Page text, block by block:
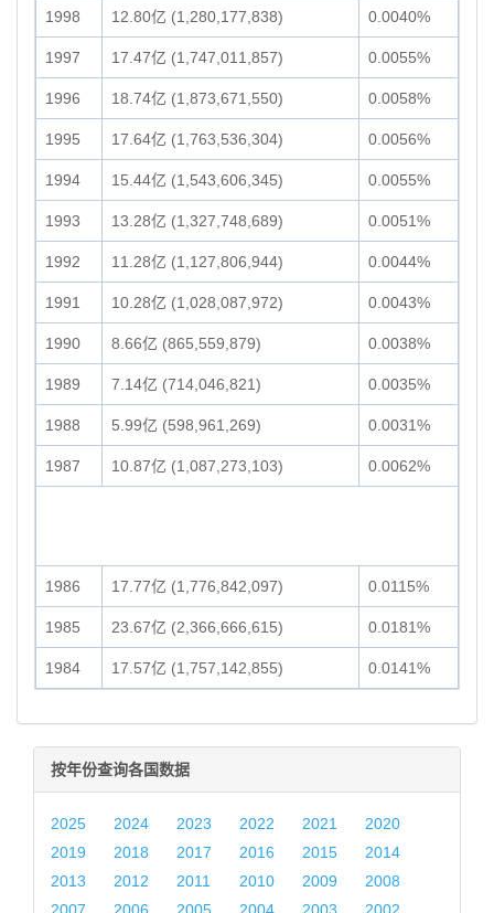
1998 12.80亿 (1,280,177,838) 0.0040%
1997 17.47亿 (1,747,011,857) 0.0055%
1996 18.74亿 (1,873,671,550) 0.0058%
1995 17.64亿 (1,763,536,304) 0.0056%
1994 15.44亿 (1,543,606,345) 0.0055%
1993 13.28亿 (1,327,748,689) 0.0051%
1992 11.28亿 (1,127,806,944) 0.0044%
1991 10.28亿 (1,028,087,972) 0.0043%
1990 8.66亿 (865,559,879) 0.0038%
1989 7.14亿 (714,046,821) 0.0035%
1988 5.99亿 (598,961,269) 0.0031%
1987 10.87亿 (1,087,273,103) 0.0062%
1986 17.77亿 (1,776,842,097) 0.0115%
1985 23.67亿 (2,366,666,615) 0.0181%
1984 17.57亿 (1,757,142,855) 0.0141%
按年份查询各国数据
2025 2024 2023 2022 2021
2020
2019
2018 2017 2016 2015
2014
2013
2012 2011 2010 2009
2008